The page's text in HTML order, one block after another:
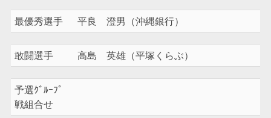
最優秀選手 平良 澄男（沖縄銀行）
敢闘選手 高島 英雄（平塚くらぶ）
予選ｸﾞﾙｰﾌﾟ
戦組合せ